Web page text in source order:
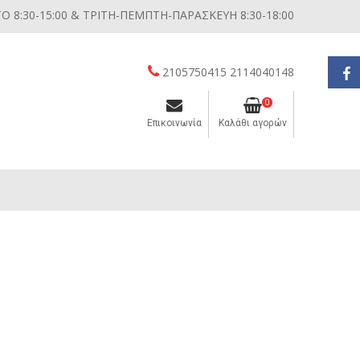
8:30-15:00 & ΤΡΙΤΗ-ΠΕΜΠΤΗ-ΠΑΡΑΣΚΕΥΗ 8:30-18:00
2105750415 2114040148
Επικοινωνία
0
Καλάθι αγορών